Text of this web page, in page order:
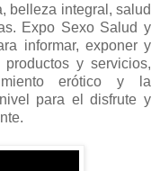
belleza integral, salud
Expo Sexo Salud y
informar, exponer y
y servicios,
erótico y la
para el disfrute y